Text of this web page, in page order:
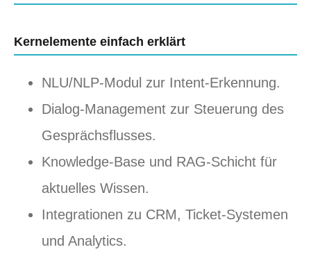
Kernelemente einfach erklärt
NLU/NLP-Modul zur Intent-Erkennung.
Dialog-Management zur Steuerung des
Gesprächsflusses.
Knowledge-Base und RAG-Schicht für
aktuelles Wissen.
Integrationen zu CRM, Ticket-Systemen
und Analytics.